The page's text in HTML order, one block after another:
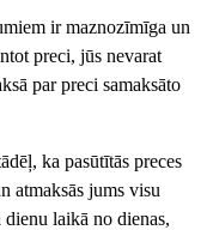
ir maznozīmīga un
preci, jūs nevarat
par preci samaksāto
ka pasūtītās preces
atmaksās jums visu
laikā no dienas,